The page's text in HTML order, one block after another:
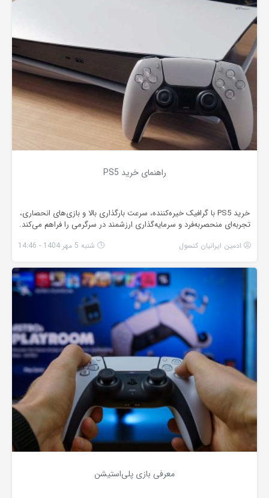
راهنمای خرید PS5
خرید PS5 با گرافیک خیره‌کننده، سرعت بارگذاری بالا و بازی‌های انحصاری،
تجربه‌ای منحصربه‌فرد و سرمایه‌گذاری ارزشمند در سرگرمی را فراهم می‌کند.
ادمین ایرانیان کنسول شنبه 5 مهر 1404 - 14:46
معرفی بازی پلی‌استیشن